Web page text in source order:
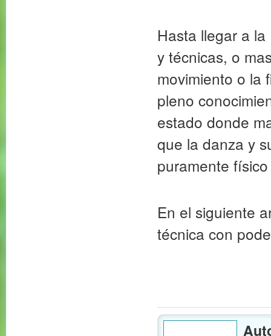
Hasta llegar a
y técnicas, o
movimiento o la
pleno
estado donde
que la danza y
puramente
En el siguiente
técnica con